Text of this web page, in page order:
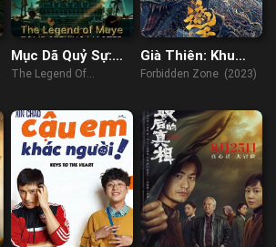
Mục Dã Quỷ Sự:
Quan Sơn Thái
The Legend Of
Master (2021)
Già Thiên: Khu
Vực Cấm
Forbidden Zone (2023)